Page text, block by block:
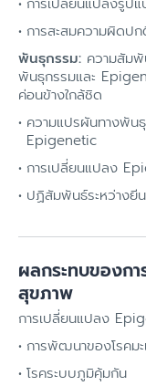
การสะสมความผิดป
พันธุกรรม: ความสัม
พันธุกรรมและ
ค่อนข้างใกล้ชิด
ความแปรผันทางพัน
Epigenetic
การเปลี่ยนแปลง
ปฏิสัมพันธ์ระหว่างยี
ผลกระทบของก
สุขภาพ
การเปลี่ยนแปลง
การพัฒนาของโรคมะ
โรคระบบภูมิคุ้มกัน